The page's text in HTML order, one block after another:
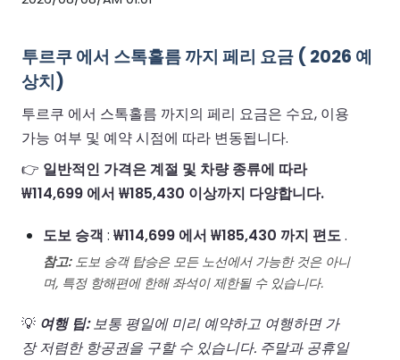
투르쿠 에서 스톡홀름 까지 페리 요금 ( 2026 예
상치)
투르쿠 에서 스톡홀름 까지의 페리 요금은 수요, 이용
가능 여부 및 예약 시점에 따라 변동됩니다.
👉 일반적인 가격은 계절 및 차량 종류에 따라
₩114,699 에서 ₩185,430 이상까지 다양합니다.
도보 승객 : ₩114,699 에서 ₩185,430 까지 편도.
참고:도보 승객 탑승은 모든 노선에서 가능한 것은 아니
며, 특정 항해편에 한해 좌석이 제한될 수 있습니다.
💡 여행 팁:보통 평일에 미리 예약하고 여행하면 가
장 저렴한 항공권을 구할 수 있습니다. 주말과 공휴일